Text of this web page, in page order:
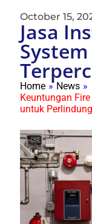
October 15,
Jasa
Home » News »
Keuntungan
untuk